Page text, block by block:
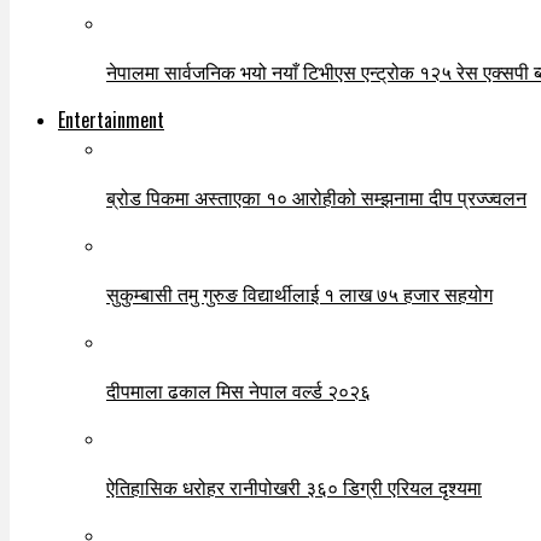
नेपालमा सार्वजनिक भयो नयाँ टिभीएस एन्ट्रोक १२५ रेस एक्सपी
Entertainment
ब्रोड पिकमा अस्ताएका १० आरोहीको सम्झनामा दीप प्रज्ज्वलन
सुकुम्बासी तमु गुरुङ विद्यार्थीलाई १ लाख ७५ हजार सहयोग
दीपमाला ढकाल मिस नेपाल वर्ल्ड २०२६
ऐतिहासिक धरोहर रानीपोखरी ३६० डिग्री एरियल दृश्यमा